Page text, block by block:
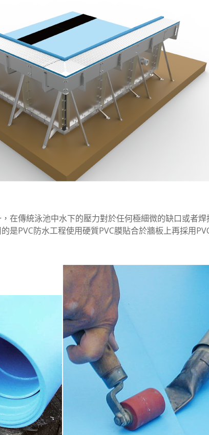
， 在傳統泳池中水下的壓力對於任何極細微的缺口或者
是PVC防水工程使用硬質PVC膜貼合於牆板上再採用